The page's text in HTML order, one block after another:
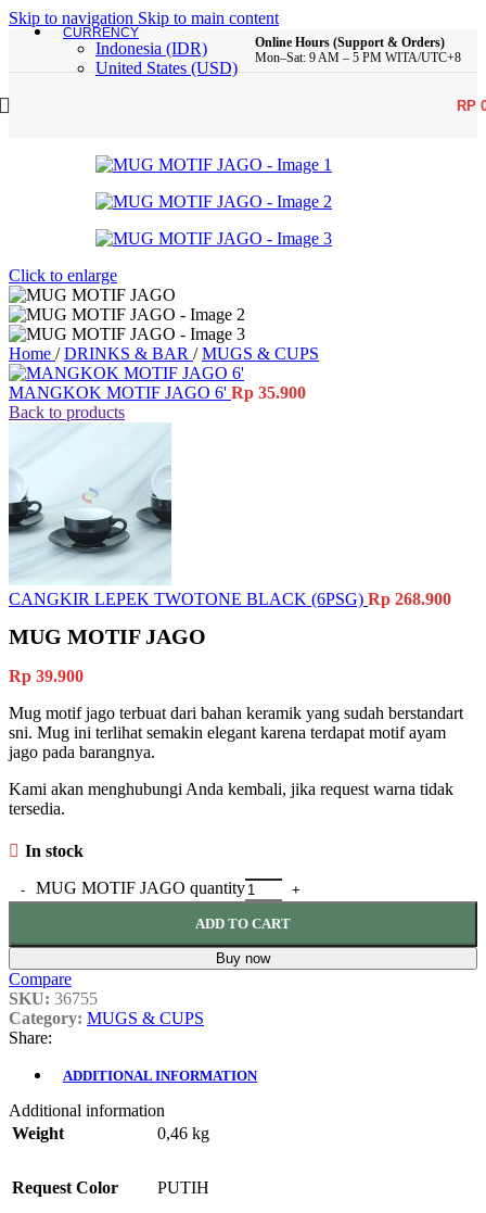
Skip to navigation Skip to main content
CURRENCY
Indonesia (IDR)
United States (USD)
Online Hours (Support & Orders)
Mon–Sat: 9 AM – 5 PM WITA/UTC+8
RP
Click to enlarge
Home / DRINKS & BAR / MUGS & CUPS
MANGKOK MOTIF JAGO 6' Rp 35.900
Back to products
CANGKIR LEPEK TWOTONE BLACK (6PSG) Rp 268.900
MUG MOTIF JAGO
Rp 39.900
Mug motif jago terbuat dari bahan keramik yang sudah berstandart
sni. Mug ini terlihat semakin elegant karena terdapat motif ayam
jago pada barangnya.
Kami akan menghubungi Anda kembali, jika request warna tidak
tersedia.
In stock
MUG MOTIF JAGO quantity
ADD TO CART
Buy now
Compare
SKU: 36755
Category: MUGS & CUPS
Share:
ADDITIONAL INFORMATION
Additional information
Weight
0,46 kg
Request Color PUTIH